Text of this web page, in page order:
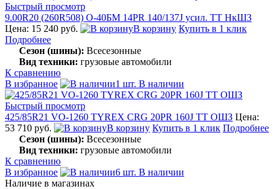
Быстрый просмотр
9.00R20 (260R508) О-40БМ 14PR 140/137J усил. TT НкШЗ
Цена: 15 240 руб.
В корзину Купить в 1 клик
Подробнее
Сезон (шины): Всесезонные
Вид техники: грузовые автомобили
К сравнению
В избранное
1 шт. В наличии
Быстрый просмотр
425/85R21 VO-1260 TYREX CRG 20PR 160J TT ОШЗ Цена:
53 710 руб.
В корзину Купить в 1 клик Подробнее
Сезон (шины): Всесезонные
Вид техники: грузовые автомобили
К сравнению
В избранное
6 шт. В наличии
Наличие в магазинах